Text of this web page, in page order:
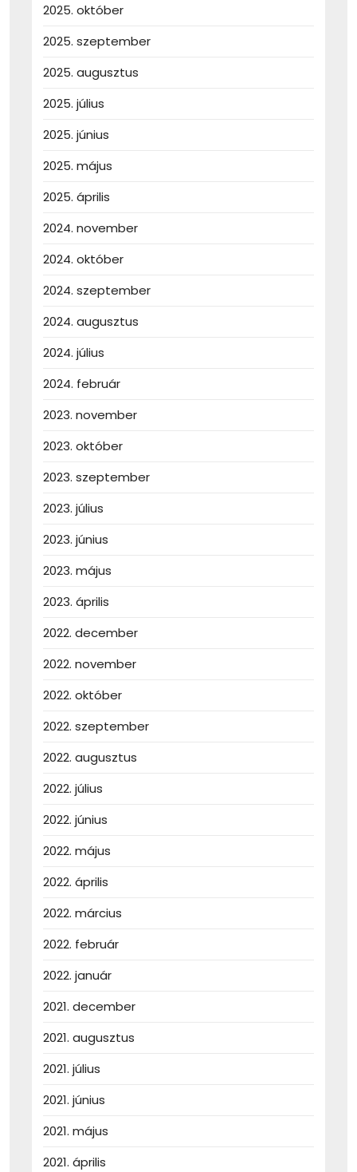
2025. október
2025. szeptember
2025. augusztus
2025. július
2025. június
2025. május
2025. április
2024. november
2024. október
2024. szeptember
2024. augusztus
2024. július
2024. február
2023. november
2023. október
2023. szeptember
2023. július
2023. június
2023. május
2023. április
2022. december
2022. november
2022. október
2022. szeptember
2022. augusztus
2022. július
2022. június
2022. május
2022. április
2022. március
2022. február
2022. január
2021. december
2021. augusztus
2021. július
2021. június
2021. május
2021. április